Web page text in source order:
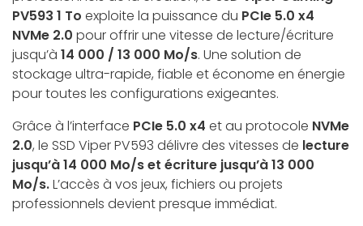
PV593 1 To exploite la puissance du PCIe 5.0 x4
NVMe 2.0 pour offrir une vitesse de lecture/écriture
jusqu’à 14 000 / 13 000 Mo/s. Une solution de
stockage ultra-rapide, fiable et économe en énergie
pour toutes les configurations exigeantes.
Grâce à l’interface PCIe 5.0 x4 et au protocole NVMe
2.0, le SSD Viper PV593 délivre des vitesses de lecture
jusqu’à 14 000 Mo/s et écriture jusqu’à 13 000
Mo/s.L’accès à vos jeux, fichiers ou projets
professionnels devient presque immédiat.